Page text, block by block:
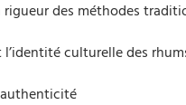
rigueur des méthodes
culturelle des